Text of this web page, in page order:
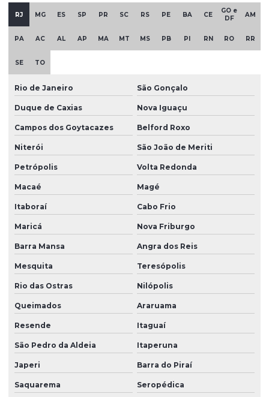
Peças de borracha
Peças em borracha silicone
Peças de borracha vedação
Peças industriais de borracha
Peças em silicone
Peças de silicone atacado
Peças de silicone sob encomenda
Peças de silicone sob medida
Peças de silicone sob medida para aplicações técnicas
Peças técnicas
Peças técnicas de borracha
Peças técnicas de borracha com dureza controlada
Peças técnicas em silicone
RJ MG ES SP PR SC RS PE BA CE
GO e
DF
AM
PA AC AL AP MA MT MS PB PI RN RO RR
SE TO
Rio de Janeiro São Gonçalo
Duque de Caxias Nova Iguaçu
Campos dos Goytacazes Belford Roxo
Niterói São João de Meriti
Petrópolis Volta Redonda
Macaé Magé
Itaboraí Cabo Frio
Maricá Nova Friburgo
Barra Mansa Angra dos Reis
Mesquita Teresópolis
Rio das Ostras Nilópolis
Queimados Araruama
Resende Itaguaí
São Pedro da Aldeia Itaperuna
Japeri Barra do Piraí
Saquarema Seropédica